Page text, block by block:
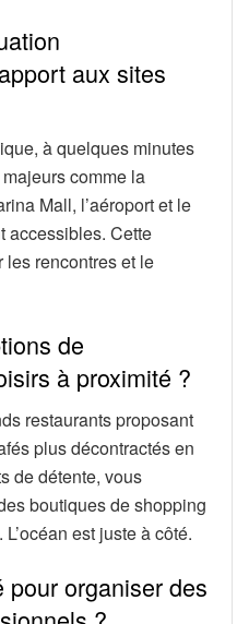
aux sites
à quelques minutes
comme la
Mall, l’aéroport et le
accessibles. Cette
les rencontres et le
de
à proximité ?
restaurants proposant
plus décontractés en
de détente, vous
boutiques de shopping
est juste à côté.
organiser des